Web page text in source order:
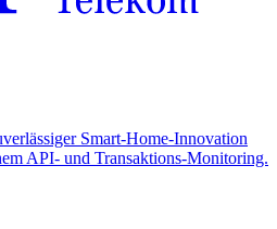
Smart-Home-Innovation
API- und Transaktions-Monitoring.